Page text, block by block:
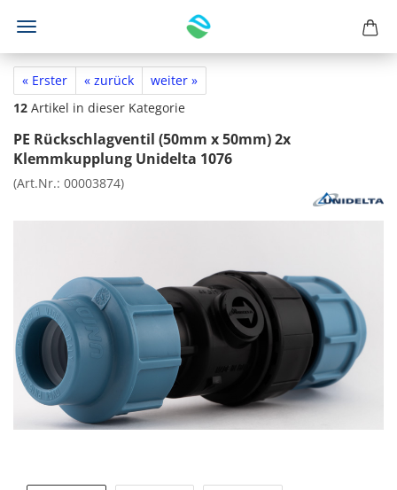
« Erster « zurück
weiter »
12 Artikel in dieser Kategorie
PE Rückschlagventil (50mm x 50mm) 2x
Klemmkupplung Unidelta 1076
(Art.Nr.: 00003874)